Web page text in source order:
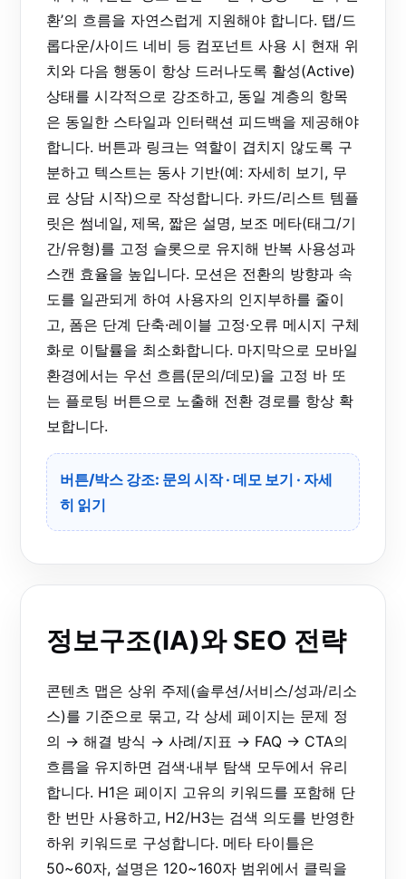
환’의 흐름을 자연스럽게 지원해야 합니다. 탭/드
롭다운/사이드 네비 등 컴포넌트 사용 시 현재 위
치와 다음 행동이 항상 드러나도록 활성(Active)
상태를 시각적으로 강조하고, 동일 계층의 항목
은 동일한 스타일과 인터랙션 피드백을 제공해야
합니다. 버튼과 링크는 역할이 겹치지 않도록 구
분하고 텍스트는 동사 기반(예: 자세히 보기, 무
료 상담 시작)으로 작성합니다. 카드/리스트 템플
릿은 썸네일, 제목, 짧은 설명, 보조 메타(태그/기
간/유형)를 고정 슬롯으로 유지해 반복 사용성과
스캔 효율을 높입니다. 모션은 전환의 방향과 속
도를 일관되게 하여 사용자의 인지부하를 줄이
고, 폼은 단계 단축·레이블 고정·오류 메시지 구체
화로 이탈률을 최소화합니다. 마지막으로 모바일
환경에서는 우선 흐름(문의/데모)을 고정 바 또
는 플로팅 버튼으로 노출해 전환 경로를 항상 확
보합니다.
버튼/박스 강조: 문의 시작· 데모 보기 · 자세
히 읽기
정보구조(IA)와 SEO 전략
콘텐츠 맵은 상위 주제(솔루션/서비스/성과/리소
스)를 기준으로 묶고, 각 상세 페이지는 문제 정
의 → 해결 방식 → 사례/지표 → FAQ → CTA의
흐름을 유지하면 검색·내부 탐색 모두에서 유리
합니다. H1은 페이지 고유의 키워드를 포함해 단
한 번만 사용하고, H2/H3는 검색 의도를 반영한
하위 키워드로 구성합니다. 메타 타이틀은
50~60자, 설명은 120~160자 범위에서 클릭을